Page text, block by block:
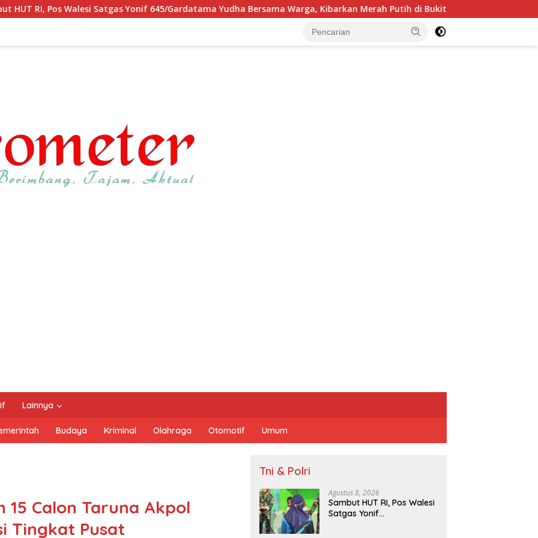
Yonif 645/Gardatama Yudha Bersama Warga, Kibarkan Merah Putih di Bukit Walesi Polda Sumsel Ungkap
Lainnya
Budaya Kriminal Olahraga Otomotif Umum
15 Calon Taruna Akpol
Tingkat Pusat
Tni & Polri
Agustus 8, 2026
Sambut HUT RI, Pos Walesi
Satgas Yonif